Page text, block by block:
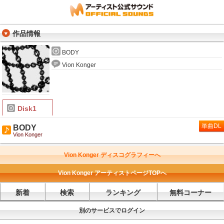
作品情報
BODY
Vion Konger
Disk1
BODY
Vion Konger
単曲DL
Vion Konger ディスコグラフィーへ
Vion Konger アーティストページTOPへ
新着 検索 ランキング 無料コーナー
別のサービスでログイン